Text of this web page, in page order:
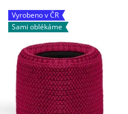
Vyrobeno v ČR
Sami oblékáme